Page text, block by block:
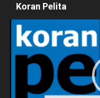
Koran Pelita
Pemutar
Video